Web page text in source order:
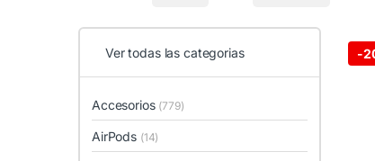
-
Ver todas las categorias
Accesorios (779)
AirPods (14)